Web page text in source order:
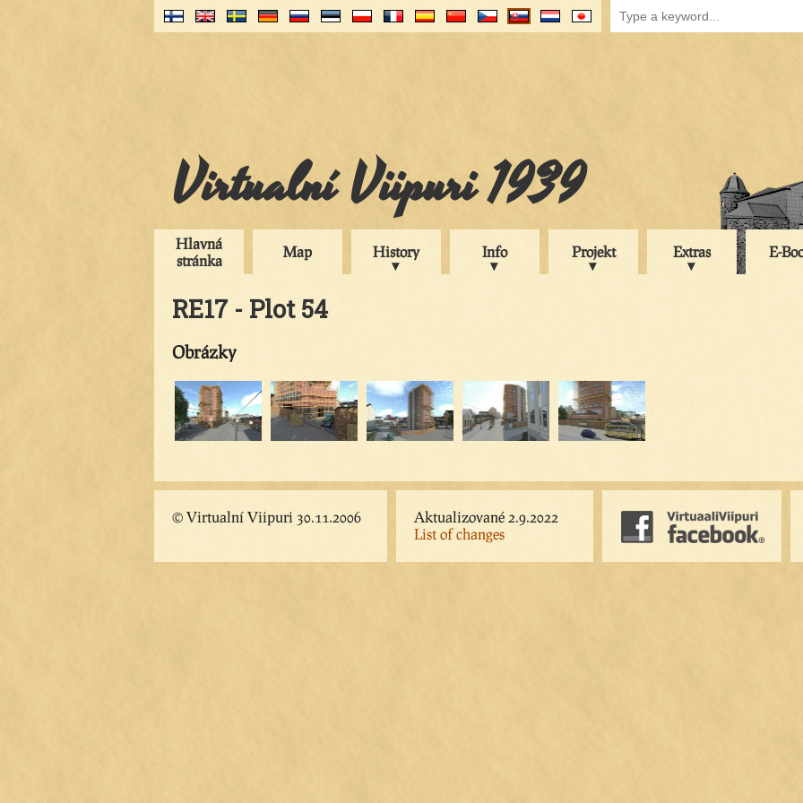
Virtualní Viipuri 1939
Hlavná
stránka
Map History Info Projekt Extras E-
RE17 - Plot 54
Obrázky
© Virtualní Viipuri 30.11.2006
Aktualizované 2.9.2022
List of changes